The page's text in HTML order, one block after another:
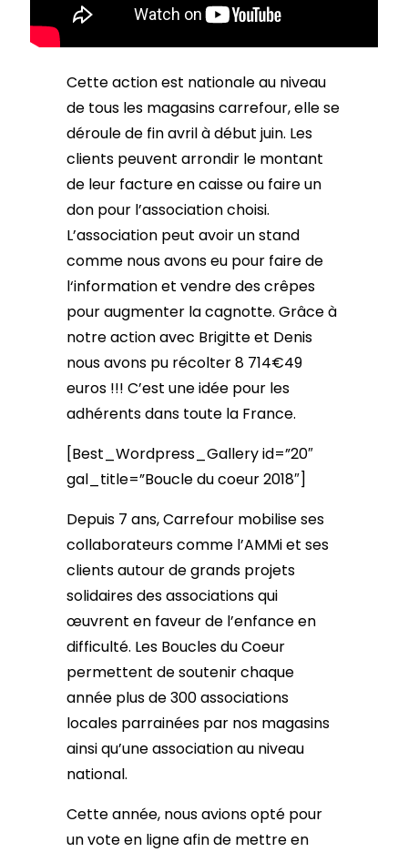
Cette action est nationale au niveau
de tous les magasins carrefour, elle se
déroule de fin avril à début juin. Les
clients peuvent arrondir le montant
de leur facture en caisse ou faire un
don pour l’association choisi.
L’association peut avoir un stand
comme nous avons eu pour faire de
l‘information et vendre des crêpes
pour augmenter la cagnotte. Grâce à
notre action avec Brigitte et Denis
nous avons pu récolter 8 714€49
euros !!! C’est une idée pour les
adhérents dans toute la France.
[Best_Wordpress_Gallery id=”20″
gal_title=”Boucle du coeur 2018″]
Depuis 7 ans, Carrefour mobilise ses
collaborateurs comme l’AMMi et ses
clients autour de grands projets
solidaires des associations qui
œuvrent en faveur de l’enfance en
difficulté. Les Boucles du Coeur
permettent de soutenir chaque
année plus de 300 associations
locales parrainées par nos magasins
ainsi qu’une association au niveau
national.
Cette année, nous avions opté pour
un vote en ligne afin de mettre en